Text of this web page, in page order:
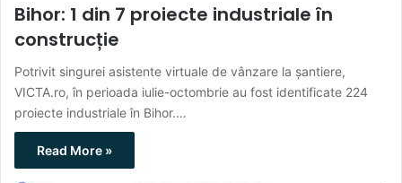
Bihor: 1 din 7 proiecte industriale în
construcție
Potrivit singurei asistente virtuale de vânzare la șantiere,
VICTA.ro, în perioada iulie-octombrie au fost identificate 224
proiecte industriale în Bihor.…
Read More »